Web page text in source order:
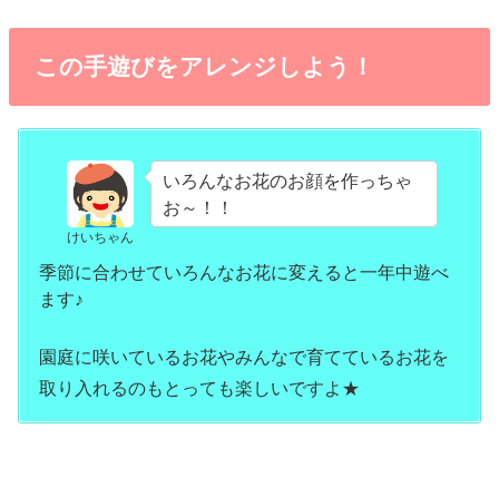
この手遊びをアレンジしよう！
けいちゃん
いろんなお花のお顔を作っちゃ
お～！！
季節に合わせていろんなお花に変えると一年中遊べ
ます♪
園庭に咲いているお花やみんなで育てているお花を
取り入れるのもとっても楽しいですよ★